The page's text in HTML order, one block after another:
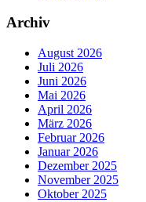
Archiv
August 2026
Juli 2026
Juni 2026
Mai 2026
April 2026
März 2026
Februar 2026
Januar 2026
Dezember 2025
November 2025
Oktober 2025